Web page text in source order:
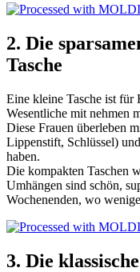
2. Die
Tasche
Eine kleine Tasche ist für
Wesentliche mit nehmen
Diese Frauen überleben
Lippenstift, Schlüssel)
haben.
Die kompakten Taschen
Umhängen sind schön,
Wochenenden, wo
3. Die klassische